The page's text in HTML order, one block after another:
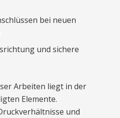
bei neuen
und sichere
Arbeiten liegt in der
Elemente.
und